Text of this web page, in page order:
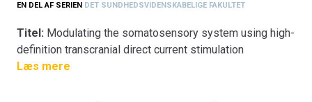
EN DEL AF SERIEN DET SUNDHEDSVIDENSKABELIGE FAKULTET
Titel: Modulating the somatosensory system using high-
definition transcranial direct current stimulation
Fakultet:Det Sundhedsvidenskabelige Fakultet
Læs mere